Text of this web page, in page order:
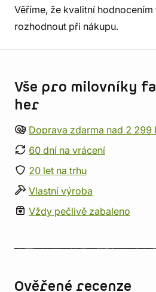
Věříme, že kvalitní
rozhodnout při nákupu.
Vše pro milovníky
her
Doprava zdarma nad 2 299
60 dní na vrácení
20 let na trhu
Vlastní výroba
Vždy pečlivě zabaleno
Ověřené recenze